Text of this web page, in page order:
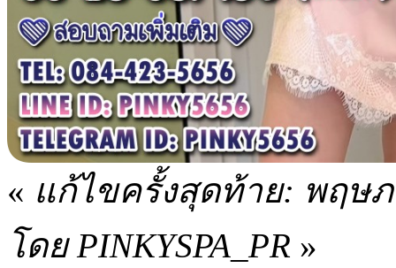
« แก้ไขครั้งสุดท้าย: พฤษภ
โดย PINKYSPA_PR »